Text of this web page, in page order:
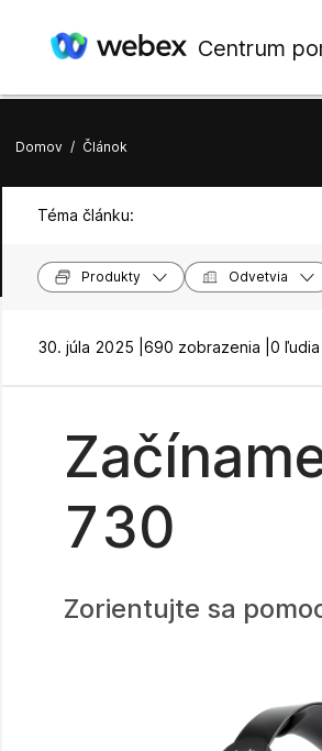
Centrum
Domov / Článok
Téma článku:
Produkty Odvetvia
30. júla 2025 | 690 zobrazenia | 0
730
Zorientujte sa